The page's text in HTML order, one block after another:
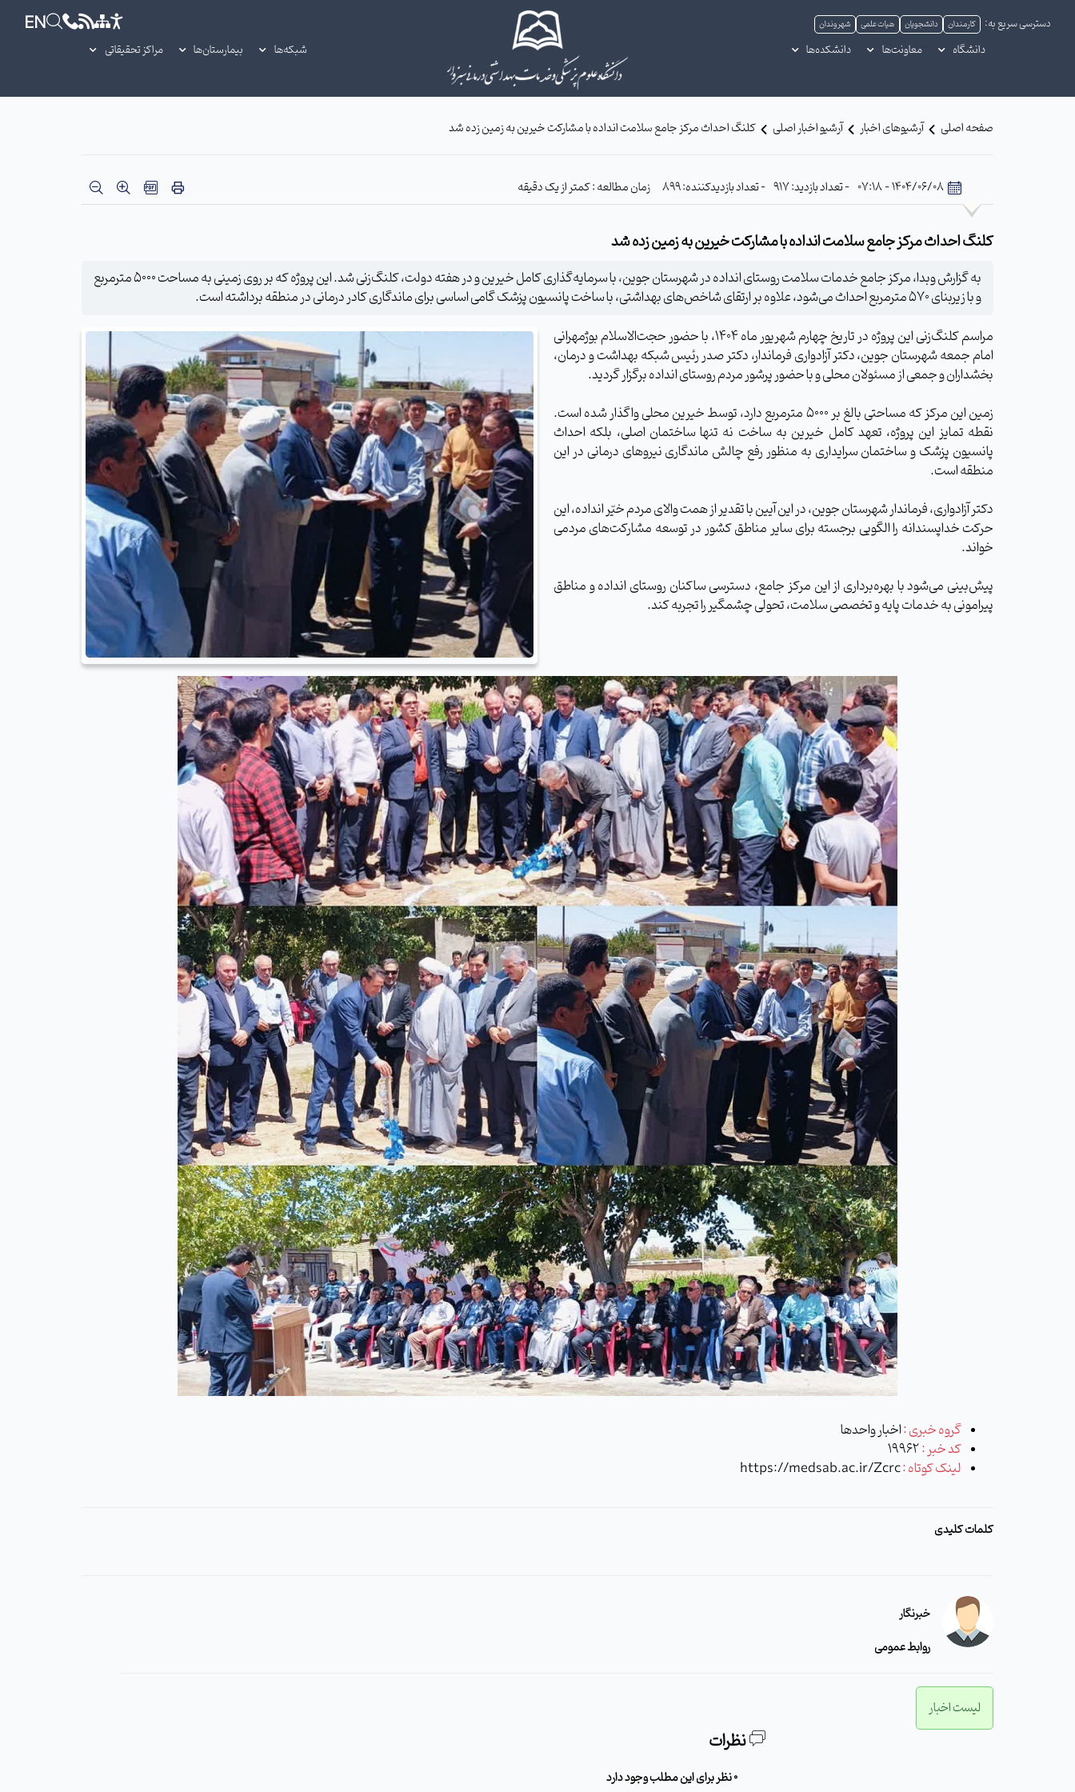
دسترسی سریع به: کارمندان دانشجویان هیات علمی شهروندان EN
دانشگاه معاونت‌ها دانشکده‌ها شبکه‌ها بیمارستان‌ها مراکز تحقیقاتی
صفحه اصلی آرشیوهای اخبار آرشیو اخبار اصلی کلنگ احداث مرکز جامع سلامت انداده با مشارکت خیرین به زمین زده شد
1404/06/08 - 07:18 - تعداد بازدید: 917 - تعداد بازدیدکننده: 899 زمان مطالعه : کمتر از یک دقیقه
کلنگ احداث مرکز جامع سلامت انداده با مشارکت خیرین به زمین زده شد
به گزارش وبدا، مرکز جامع خدمات سلامت روستای انداده در شهرستان جوین، با سرمایه‌گذاری کامل خیرین و در هفته دولت، کلنگ‌زنی شد. این پروژه که بر روی زمینی به مساحت ۵۰۰۰ مترمربع
و با زیربنای ۵۷۰ مترمربع احداث می‌شود، علاوه بر ارتقای شاخص‌های بهداشتی، با ساخت پانسیون پزشک گامی اساسی برای ماندگاری کادر درمانی در منطقه برداشته است.
مراسم کلنگ‌زنی این پروژه در تاریخ چهارم شهریور ماه ۱۴۰۴، با حضور حجت‌الاسلام بوژمهرانی
امام جمعه شهرستان جوین، دکتر آزادواری فرماندار، دکتر صدر رئیس شبکه بهداشت و درمان،
بخشداران و جمعی از مسئولان محلی و با حضور پرشور مردم روستای انداده برگزار گردید.
زمین این مرکز که مساحتی بالغ بر ۵۰۰۰ مترمربع دارد، توسط خیرین محلی واگذار شده است.
نقطه تمایز این پروژه، تعهد کامل خیرین به ساخت نه تنها ساختمان اصلی، بلکه احداث
پانسیون پزشک و ساختمان سرایداری به منظور رفع چالش ماندگاری نیروهای درمانی در این
منطقه است.
دکتر آزادواری، فرماندار شهرستان جوین، در این آیین با تقدیر از همت والای مردم خیّر انداده، این
حرکت خداپسندانه را الگویی برجسته برای سایر مناطق کشور در توسعه مشارکت‌های مردمی
خواند.
پیش‌بینی می‌شود با بهره‌برداری از این مرکز جامع، دسترسی ساکنان روستای انداده و مناطق
پیرامونی به خدمات پایه و تخصصی سلامت، تحولی چشمگیر را تجربه کند.
گروه خبری :اخبار واحدها
کد خبر :19962
لینک کوتاه : https://medsab.ac.ir/Zcrc
کلمات کلیدی
خبرنگار
روابط عمومی
لیست اخبار
0 نظر برای این مطلب وجود دارد